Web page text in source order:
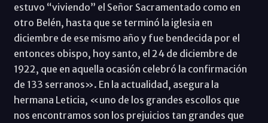
estuvo “viviendo” el Señor Sacramentado como en
otro Belén, hasta que se terminó la iglesia en
diciembre de ese mismo año y fue bendecida por el
entonces obispo, hoy santo, el 24 de diciembre de
1922, que en aquella ocasión celebró la confirmación
de 133 serranos». En la actualidad, asegura la
hermana Leticia, «uno de los grandes escollos que
nos encontramos son los prejuicios tan grandes que